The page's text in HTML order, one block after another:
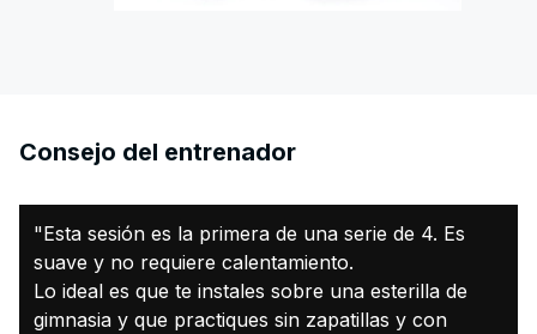
Consejo del entrenador
"Esta sesión es la primera de una serie de 4. Es
suave y no requiere calentamiento.
Lo ideal es que te instales sobre una esterilla de
gimnasia y que practiques sin zapatillas y con